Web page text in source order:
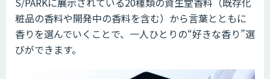
粧品の香料や開発中の香料を含む）から言葉とともに
香りを選んでいくことで、一人ひとりの“好きな香り”選
びができます。